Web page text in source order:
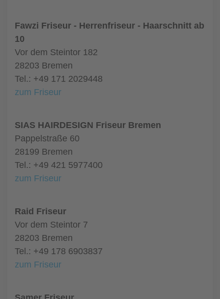
Fawzi Friseur - Herrenfriseur - Haarschnitt ab
10
Vor dem Steintor 182
28203 Bremen
Tel.: +49 171 2029448
zum Friseur
SIAS HAIRDESIGN Friseur Bremen
Pappelstraße 60
28199 Bremen
Tel.: +49 421 5977400
zum Friseur
Raid Friseur
Vor dem Steintor 7
28203 Bremen
Tel.: +49 178 6903837
zum Friseur